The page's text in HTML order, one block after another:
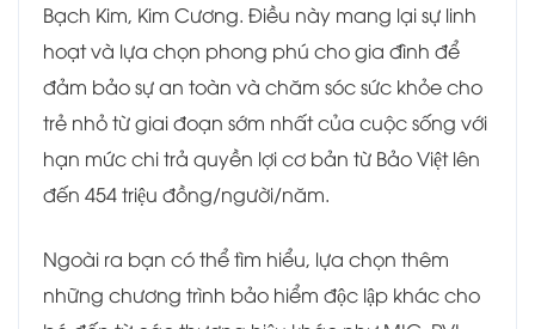
Bạch Kim, Kim Cương. Điều này mang lại sự linh
hoạt và lựa chọn phong phú cho gia đình để
đảm bảo sự an toàn và chăm sóc sức khỏe cho
trẻ nhỏ từ giai đoạn sớm nhất của cuộc sống với
hạn mức chi trả quyền lợi cơ bản từ Bảo Việt lên
đến 454 triệu đồng/người/năm.
Ngoài ra bạn có thể tìm hiểu, lựa chọn thêm
những chương trình bảo hiểm độc lập khác cho